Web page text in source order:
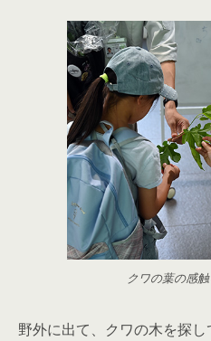
クワの葉の感
野外に出て、クワの木を探